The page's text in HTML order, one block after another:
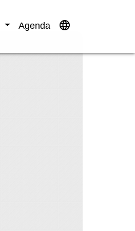
Agenda language